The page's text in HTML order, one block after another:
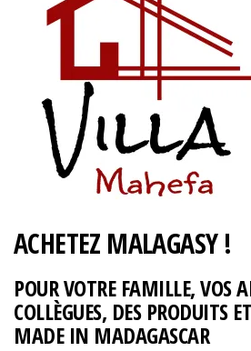
ACHETEZ MALAGASY !
POUR VOTRE FAMILLE, VOS
COLLÈGUES, DES PRODUITS
MADE IN MADAGASCAR